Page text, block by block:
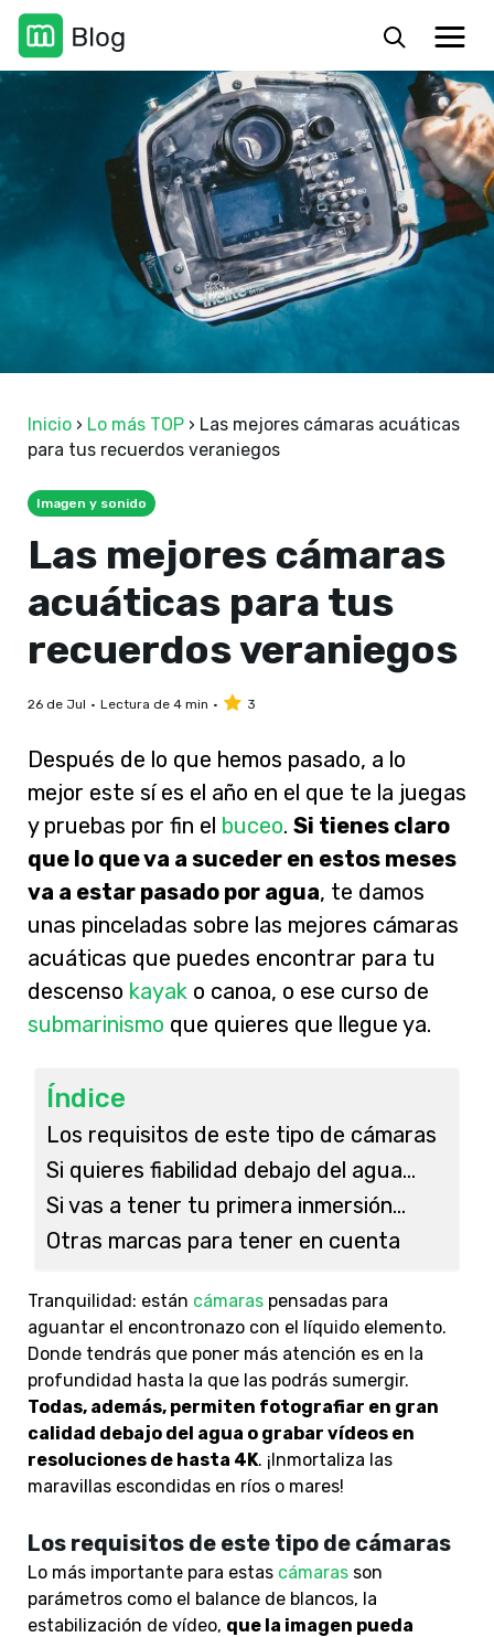
Inicio › Lo más TOP › Las mejores cámaras acuáticas
para tus recuerdos veraniegos
Imagen y sonido
Las mejores cámaras
acuáticas para tus
recuerdos veraniegos
26 de Jul Lectura de 4 min 3
Después de lo que hemos pasado, a lo
mejor este sí es el año en el que te la juegas
y pruebas por fin el buceo. Si tienes claro
que lo que va a suceder en estos meses
va a estar pasado por agua, te damos
unas pinceladas sobre las mejores cámaras
acuáticas que puedes encontrar para tu
descenso kayak o canoa, o ese curso de
submarinismo que quieres que llegue ya.
Índice
Los requisitos de este tipo de cámaras
Si quieres fiabilidad debajo del agua…
Si vas a tener tu primera inmersión…
Otras marcas para tener en cuenta
Tranquilidad: están cámaras pensadas para
aguantar el encontronazo con el líquido elemento.
Donde tendrás que poner más atención es en la
profundidad hasta la que las podrás sumergir.
Todas, además, permiten fotografiar en gran
calidad debajo del agua o grabar vídeos en
resoluciones de hasta 4K. ¡Inmortaliza las
maravillas escondidas en ríos o mares!
Los requisitos de este tipo de cámaras
Lo más importante para estas cámaras son
parámetros como el balance de blancos, la
estabilización de vídeo, que la imagen pueda